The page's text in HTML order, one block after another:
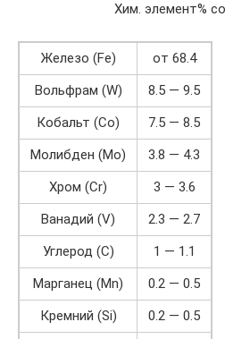
Хим. элемент%
Железо (Fe)
от 68.4
Вольфрам (W)
8.5 — 9.5
Кобальт (Co)
7.5 — 8.5
Молибден (Mo)
3.8 — 4.3
Хром (Cr)
3 — 3.6
Ванадий (V)
2.3 — 2.7
Углерод (C)
1 — 1.1
Марганец (Mn)
0.2 — 0.5
Кремний (Si)
0.2 — 0.5